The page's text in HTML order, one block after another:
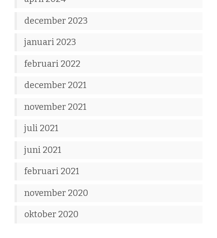
december 2023
januari 2023
februari 2022
december 2021
november 2021
juli 2021
juni 2021
februari 2021
november 2020
oktober 2020